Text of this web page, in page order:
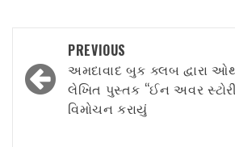
navigation
PREVIOUS
અમદાવાદ બુક ક્લબ દ્વારા
લેખિત પુસ્તક “ઈન અવર
વિમોચન કરાયું